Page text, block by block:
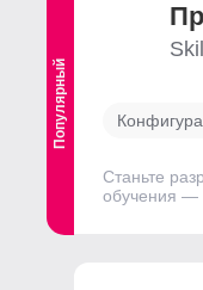
Популярный
Станьте
обучения —